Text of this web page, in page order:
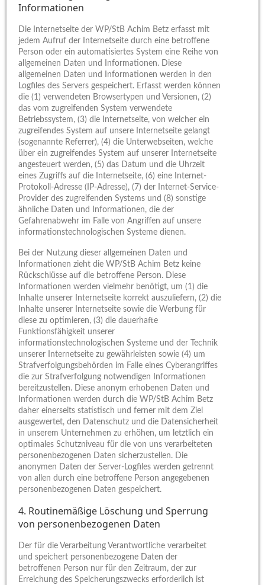
Informationen
Die Internetseite der WP/StB Achim Betz erfasst mit
jedem Aufruf der Internetseite durch eine betroffene
Person oder ein automatisiertes System eine Reihe von
allgemeinen Daten und Informationen. Diese
allgemeinen Daten und Informationen werden in den
Logfiles des Servers gespeichert. Erfasst werden können
die (1) verwendeten Browsertypen und Versionen, (2)
das vom zugreifenden System verwendete
Betriebssystem, (3) die Internetseite, von welcher ein
zugreifendes System auf unsere Internetseite gelangt
(sogenannte Referrer), (4) die Unterwebseiten, welche
über ein zugreifendes System auf unserer Internetseite
angesteuert werden, (5) das Datum und die Uhrzeit
eines Zugriffs auf die Internetseite, (6) eine Internet-
Protokoll-Adresse (IP-Adresse), (7) der Internet-Service-
Provider des zugreifenden Systems und (8) sonstige
ähnliche Daten und Informationen, die der
Gefahrenabwehr im Falle von Angriffen auf unsere
informationstechnologischen Systeme dienen.
Bei der Nutzung dieser allgemeinen Daten und
Informationen zieht die WP/StB Achim Betz keine
Rückschlüsse auf die betroffene Person. Diese
Informationen werden vielmehr benötigt, um (1) die
Inhalte unserer Internetseite korrekt auszuliefern, (2) die
Inhalte unserer Internetseite sowie die Werbung für
diese zu optimieren, (3) die dauerhafte
Funktionsfähigkeit unserer
informationstechnologischen Systeme und der Technik
unserer Internetseite zu gewährleisten sowie (4) um
Strafverfolgungsbehörden im Falle eines Cyberangriffes
die zur Strafverfolgung notwendigen Informationen
bereitzustellen. Diese anonym erhobenen Daten und
Informationen werden durch die WP/StB Achim Betz
daher einerseits statistisch und ferner mit dem Ziel
ausgewertet, den Datenschutz und die Datensicherheit
in unserem Unternehmen zu erhöhen, um letztlich ein
optimales Schutzniveau für die von uns verarbeiteten
personenbezogenen Daten sicherzustellen. Die
anonymen Daten der Server-Logfiles werden getrennt
von allen durch eine betroffene Person angegebenen
personenbezogenen Daten gespeichert.
4. Routinemäßige Löschung und Sperrung
von personenbezogenen Daten
Der für die Verarbeitung Verantwortliche verarbeitet
und speichert personenbezogene Daten der
betroffenen Person nur für den Zeitraum, der zur
Erreichung des Speicherungszwecks erforderlich ist